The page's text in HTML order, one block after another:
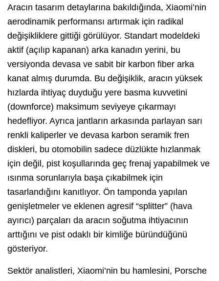
Aracın tasarım detaylarına bakıldığında, Xiaomi’nin
aerodinamik performansı artırmak için radikal
değişikliklere gittiği görülüyor. Standart modeldeki
aktif (açılıp kapanan) arka kanadın yerini, bu
versiyonda devasa ve sabit bir karbon fiber arka
kanat almış durumda. Bu değişiklik, aracın yüksek
hızlarda ihtiyaç duyduğu yere basma kuvvetini
(downforce) maksimum seviyeye çıkarmayı
hedefliyor. Ayrıca jantların arkasında parlayan sarı
renkli kaliperler ve devasa karbon seramik fren
diskleri, bu otomobilin sadece düzlükte hızlanmak
için değil, pist koşullarında geç frenaj yapabilmek ve
ısınma sorunlarıyla başa çıkabilmek için
tasarlandığını kanıtlıyor. Ön tamponda yapılan
genişletmeler ve eklenen agresif “splitter” (hava
ayırıcı) parçaları da aracın soğutma ihtiyacının
arttığını ve pist odaklı bir kimliğe büründüğünü
gösteriyor.
Sektör analistleri, Xiaomi’nin bu hamlesini, Porsche